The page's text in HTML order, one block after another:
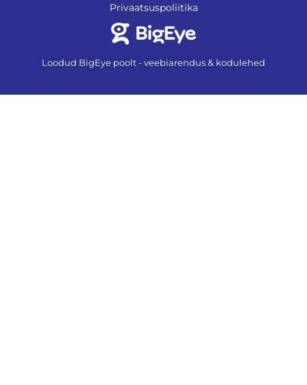
Privaatsuspoliitika
Loodud BigEye poolt - veebiarendus & kodulehed